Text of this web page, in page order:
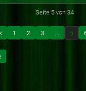
Seite 5 von 34
1 2 3 ... 5